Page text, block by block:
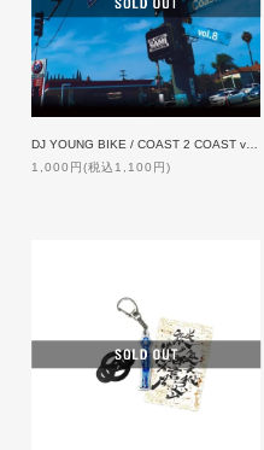
1,000円(税込1,100円)